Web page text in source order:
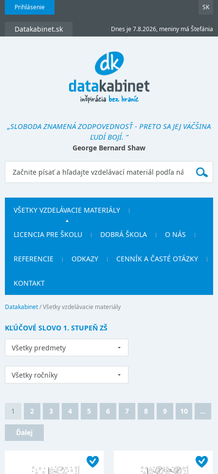
Prihlásenie SK
Datakabinet.sk Dnes je 7.8.2026, meniny má Štefánia
„SLOBODA ZNAMENÁ ZODPOVEDNOSŤ - PRETO SA JEJ VÄČŠINA
ĽUDÍ BOJÍ. “
George Bernard Shaw
VŠETKY VZDELÁVACIE MATERIÁLY
LICENCIA PRE ŠKOLU DOBRÁ ŠKOLA O NÁS
REFERENCIE ODKAZY CENNÍK A ČASTÉ OTÁZKY
KONTAKT
Datakabinet/Všetky vzdelávacie materiály
KĽÚČOVÉ SLOVO 1. STUPEŇ ZŠ
Všetky predmety
Všetky ročníky
1 2 3 4 5 6 7 8 9 10 ...
Ďalej